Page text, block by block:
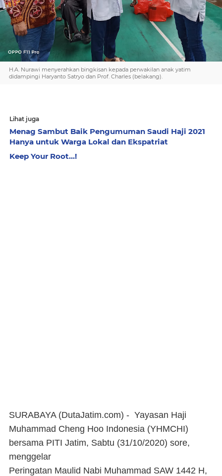
H.A. Nurawi menyerahkan bingkisan kepada perwakilan anak yatim
didampingi Haryanto Satryo dan Prof. Charles (belakang).
Lihat juga
Menag Sambut Baik Pengumuman Saudi Haji 2021
Hanya untuk Warga Lokal dan Ekspatriat
Keep Your Root...!
SURABAYA (DutaJatim.com) - Yayasan Haji
Muhammad Cheng Hoo Indonesia (YHMCHI)
bersama PITI Jatim, Sabtu (31/10/2020) sore,
menggelar
Peringatan Maulid Nabi Muhammad SAW 1442 H,